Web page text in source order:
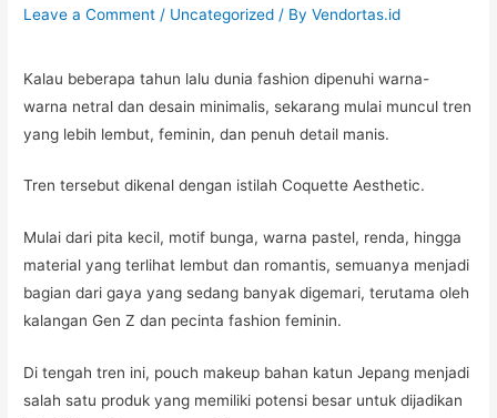
Leave a Comment / Uncategorized / ByVendortas.id
Kalau beberapa tahun lalu dunia fashion dipenuhi warna-
warna netral dan desain minimalis, sekarang mulai muncul tren
yang lebih lembut, feminin, dan penuh detail manis.
Tren tersebut dikenal dengan istilah Coquette Aesthetic.
Mulai dari pita kecil, motif bunga, warna pastel, renda, hingga
material yang terlihat lembut dan romantis, semuanya menjadi
bagian dari gaya yang sedang banyak digemari, terutama oleh
kalangan Gen Z dan pecinta fashion feminin.
Di tengah tren ini, pouch makeup bahan katun Jepang menjadi
salah satu produk yang memiliki potensi besar untuk dijadikan